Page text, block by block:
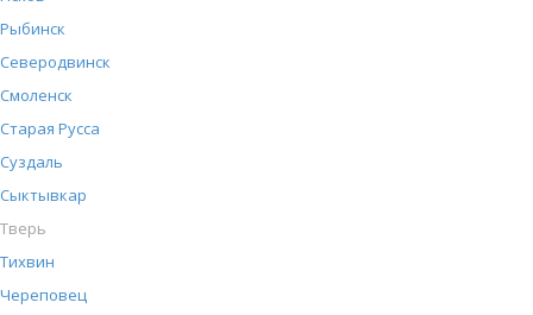
Рыбинск
Северодвинск
Смоленск
Старая Русса
Суздаль
Сыктывкар
Тверь
Тихвин
Череповец